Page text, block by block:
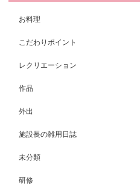
お料理
こだわりポイント
レクリエーション
作品
外出
施設長の雑用日誌
未分類
研修